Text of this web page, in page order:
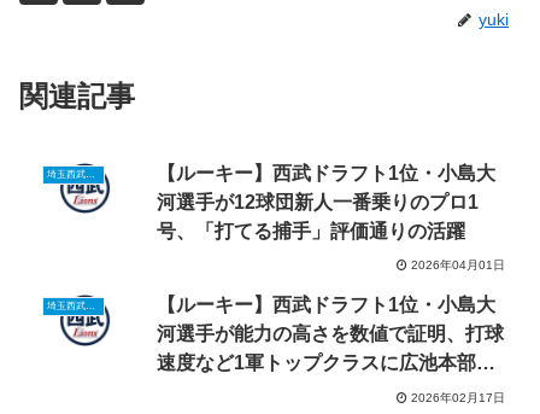
yuki
関連記事
埼玉西武ルーキーニュース
【ルーキー】西武ドラフト1位・小島大
河選手が12球団新人一番乗りのプロ1
号、「打てる捕手」評価通りの活躍
2026年04月01日
埼玉西武ルーキーニュース
【ルーキー】西武ドラフト1位・小島大
河選手が能力の高さを数値で証明、打球
速度など1軍トップクラスに広池本部長
2026年02月17日